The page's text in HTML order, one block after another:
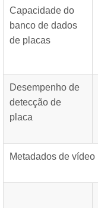
Capacidade do
banco de dados
de placas
Desempenho de
detecção de
placa
Metadados de vídeo